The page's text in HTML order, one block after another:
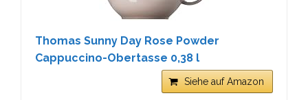
Thomas Sunny Day Rose Powder
Cappuccino-Obertasse 0,38 l
Siehe auf Amazon